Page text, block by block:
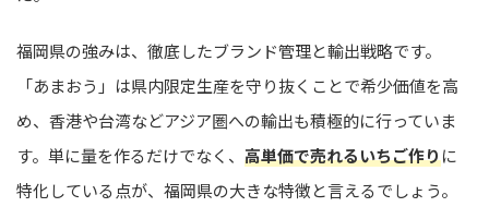
福岡県の強みは、徹底したブランド管理と輸出戦略です。
「あまおう」は県内限定生産を守り抜くことで希少価値を高
め、香港や台湾などアジア圏への輸出も積極的に行っていま
す。単に量を作るだけでなく、 高単価で売れるいちご作りに
特化している点が、福岡県の大きな特徴と言えるでしょう。